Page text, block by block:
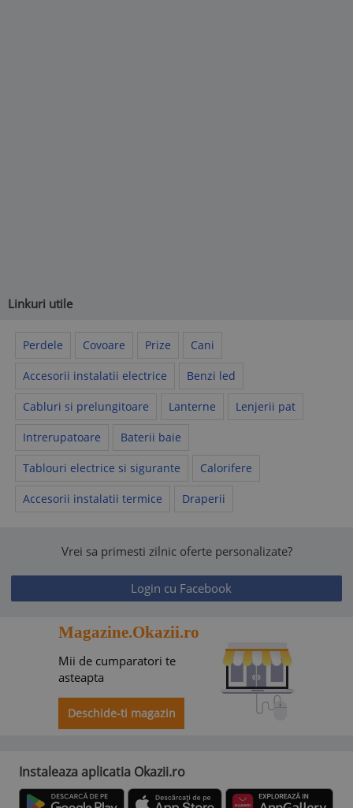
Linkuri utile
Perdele Covoare Prize Cani
Accesorii instalatii electrice Benzi led
Cabluri si prelungitoare Lanterne Lenjerii pat
Intrerupatoare Baterii baie
Tablouri electrice si sigurante Calorifere
Accesorii instalatii termice Draperii
Vrei sa primesti zilnic oferte personalizate?
Login cu Facebook
Magazine.Okazii.ro
Mii de cumparatori te
asteapta
Deschide-ti magazin
Instaleaza aplicatia Okazii.ro